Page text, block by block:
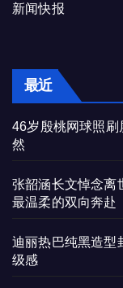
新闻快报
最近
46岁殷桃网球照刷
然
张韶涵长文悼念离
最温柔的双向奔赴
迪丽热巴纯黑造型
级感